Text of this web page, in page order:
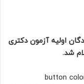
اولیه آزمون دکتری
[button